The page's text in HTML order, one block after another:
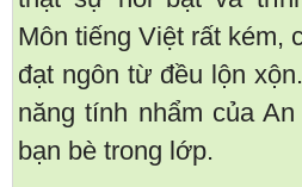
Môn tiếng Việt rất kém,
đạt ngôn từ đều lộn
năng tính nhẩm của
bạn bè trong lớp.